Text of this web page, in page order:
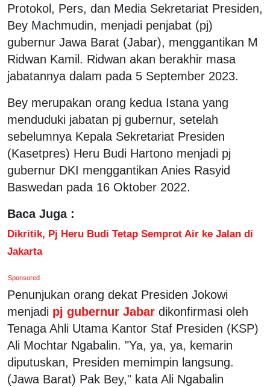
Protokol, Pers, dan Media Sekretariat Presiden,
Bey Machmudin, menjadi penjabat (pj)
gubernur Jawa Barat (Jabar), menggantikan M
Ridwan Kamil. Ridwan akan berakhir masa
jabatannya dalam pada 5 September 2023.
Bey merupakan orang kedua Istana yang
menduduki jabatan pj gubernur, setelah
sebelumnya Kepala Sekretariat Presiden
(Kasetpres) Heru Budi Hartono menjadi pj
gubernur DKI menggantikan Anies Rasyid
Baswedan pada 16 Oktober 2022.
Baca Juga :
Dikritik, Pj Heru Budi Tetap Semprot Air ke Jalan di
Jakarta
Sponsored
Penunjukan orang dekat Presiden Jokowi
menjadi pj gubernur Jabar dikonfirmasi oleh
Tenaga Ahli Utama Kantor Staf Presiden (KSP)
Ali Mochtar Ngabalin. "Ya, ya, ya, kemarin
diputuskan, Presiden memimpin langsung.
(Jawa Barat) Pak Bey," kata Ali Ngabalin